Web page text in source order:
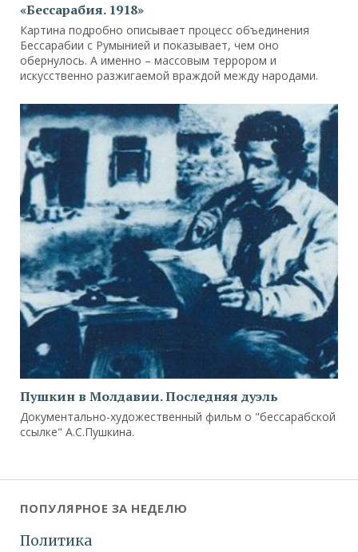
«Бессарабия. 1918»
Картина подробно описывает процесс объединения
Бессарабии с Румынией и показывает, чем оно
обернулось. А именно – массовым террором и
искусственно разжигаемой враждой между народами.
Пушкин в Молдавии. Последняя дуэль
Документально-художественный фильм о "бессарабской
ссылке" А.С.Пушкина.
ПОПУЛЯРНОЕ ЗА НЕДЕЛЮ